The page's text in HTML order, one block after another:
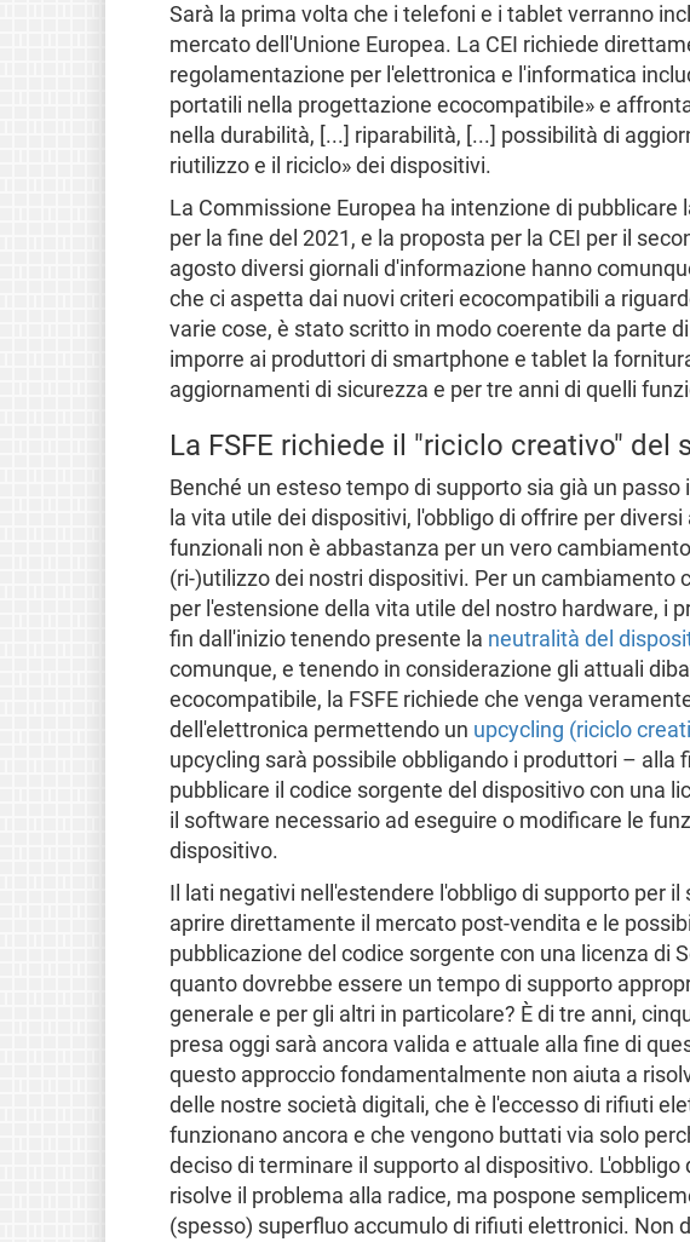
Sarà la prima volta che i telefoni e i tablet verranno
mercato dell'Unione Europea. La CEI richiede
regolamentazione per l'elettronica e l'informatica
portatili nella progettazione ecocompatibile» e
nella durabilità, [...] riparabilità, [...] possibilità di
riutilizzo e il riciclo» dei dispositivi.
La Commissione Europea ha intenzione di pubblicare
per la fine del 2021, e la proposta per la CEI per il
agosto diversi giornali d'informazione hanno
che ci aspetta dai nuovi criteri ecocompatibili a
varie cose, è stato scritto in modo coerente da parte
imporre ai produttori di smartphone e tablet la
aggiornamenti di sicurezza e per tre anni di quelli
La FSFE richiede il "riciclo creativo" del
Benché un esteso tempo di supporto sia già un
la vita utile dei dispositivi, l'obbligo di offrire per
funzionali non è abbastanza per un vero
(ri-)utilizzo dei nostri dispositivi. Per un cambiamento
per l'estensione della vita utile del nostro hardware, i
fin dall'inizio tenendo presente la neutralità del
comunque, e tenendo in considerazione gli attuali
ecocompatibile, la FSFE richiede che venga
dell'elettronica permettendo un upcycling (riciclo
upcycling sarà possibile obbligando i produttori – alla
pubblicare il codice sorgente del dispositivo con una
il software necessario ad eseguire o modificare le
dispositivo.
Il lati negativi nell'estendere l'obbligo di supporto per
aprire direttamente il mercato post-vendita e le
pubblicazione del codice sorgente con una licenza di
quanto dovrebbe essere un tempo di supporto
generale e per gli altri in particolare? È di tre anni,
presa oggi sarà ancora valida e attuale alla fine di
questo approccio fondamentalmente non aiuta a
delle nostre società digitali, che è l'eccesso di rifiuti
funzionano ancora e che vengono buttati via solo
deciso di terminare il supporto al dispositivo.
risolve il problema alla radice, ma pospone
(spesso) superfluo accumulo di rifiuti elettronici. Non